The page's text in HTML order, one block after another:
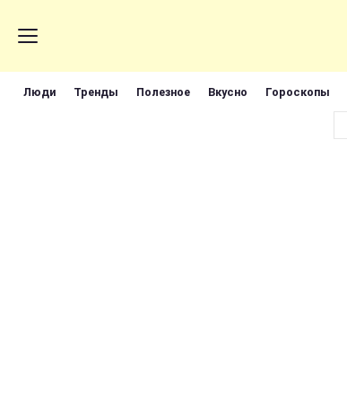
Люди Тренды Полезное Вкусно Гороскопы